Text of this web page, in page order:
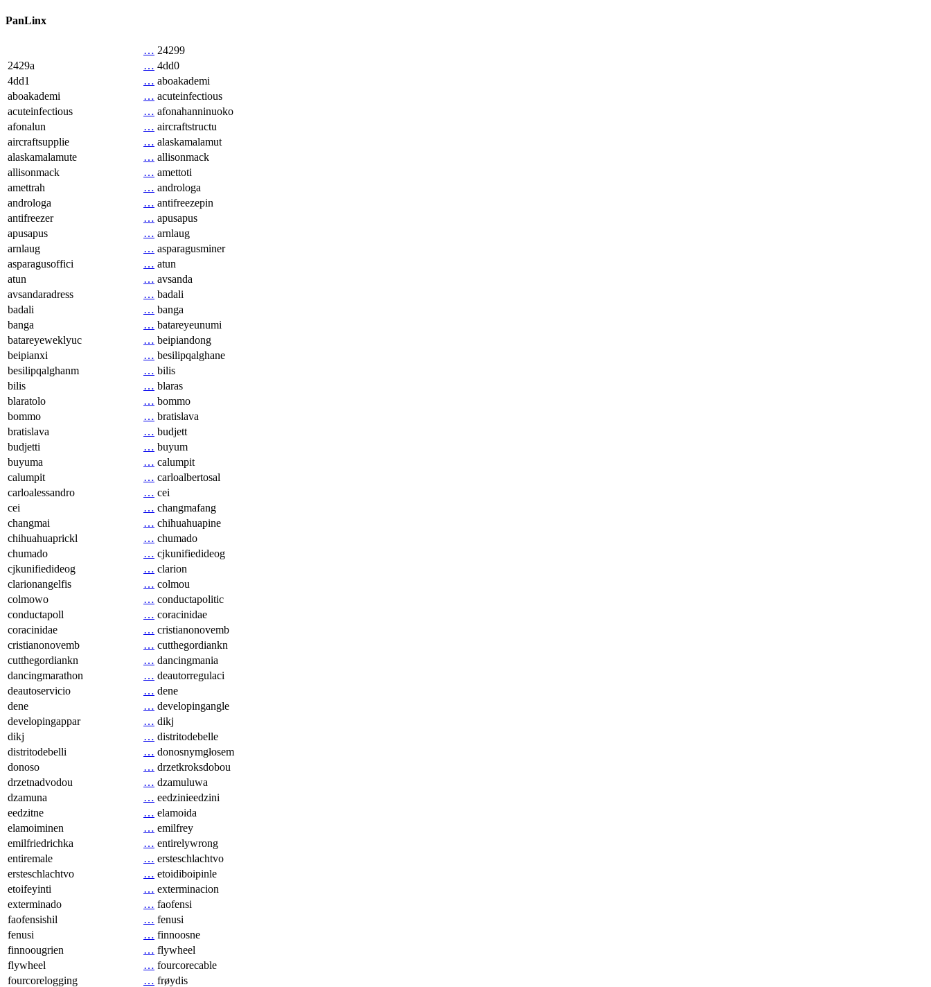
PanLinx
… 24299
2429a
… 4dd0
4dd1
… aboakademi
aboakademi
… acuteinfectious
acuteinfectious
… afonahanninuoko
afonalun
… aircraftstructu
aircraftsupplie
… alaskamalamut
alaskamalamute
… allisonmack
allisonmack
… amettoti
amettrah
… androloga
androloga
… antifreezepin
antifreezer
… apusapus
apusapus
… arnlaug
arnlaug
… asparagusminer
asparagusoffici
… atun
atun
… avsanda
avsandaradress
… badali
badali
… banga
banga
… batareyeunumi
batareyeweklyuc
… beipiandong
beipianxi
… besilipqalghane
besilipqalghanm
… bilis
bilis
… blaras
blaratolo
… bommo
bommo
… bratislava
bratislava
… budjett
budjetti
… buyum
buyuma
… calumpit
calumpit
… carloalbertosal
carloalessandro
… cei
cei
… changmafang
changmai
… chihuahuapine
chihuahuaprickl
… chumado
chumado
… cjkunifiedideog
cjkunifiedideog
… clarion
clarionangelfis
… colmou
colmowo
… conductapolitic
conductapoll
… coracinidae
coracinidae
… cristianonovemb
cristianonovemb
… cutthegordiankn
cutthegordiankn
… dancingmania
dancingmarathon
… deautorregulaci
deautoservicio
… dene
dene
… developingangle
developingappar
… dikj
dikj
… distritodebelle
distritodebelli
… donosnymgłosem
donoso
… drzetkroksdobou
drzetnadvodou
… dzamuluwa
dzamuna
… eedzinieedzini
eedzitne
… elamoida
elamoiminen
… emilfrey
emilfriedrichka
… entirelywrong
entiremale
… ersteschlachtvo
ersteschlachtvo
… etoidiboipinle
etoifeyinti
… exterminacion
exterminado
… faofensi
faofensishil
… fenusi
fenusi
… finnoosne
finnoougrien
… flywheel
flywheel
… fourcorecable
fourcorelogging
… frøydis